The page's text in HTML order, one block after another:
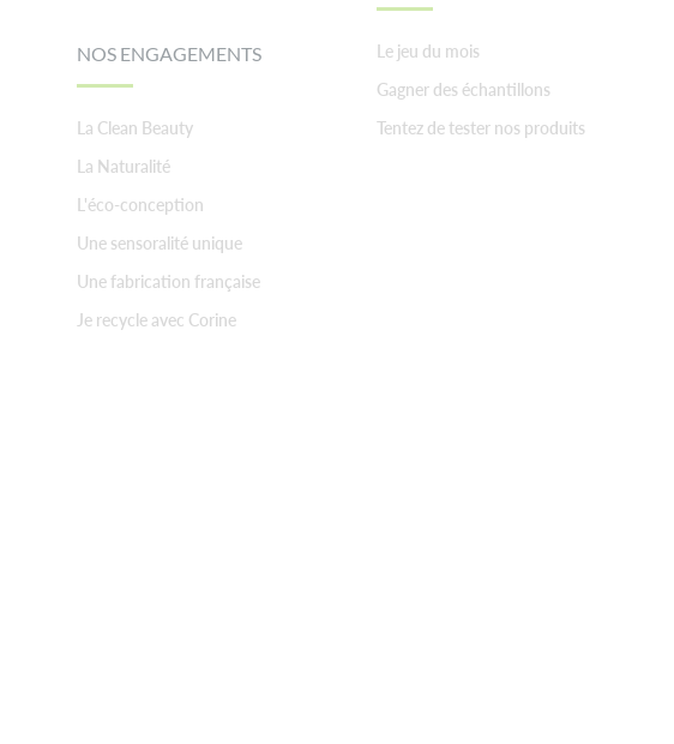
NOS ENGAGEMENTS
La Clean Beauty
La Naturalité
L'éco-conception
Une sensoralité unique
Une fabrication française
Je recycle avec Corine
Le jeu du mois
Gagner des échantillons
Tentez de tester nos produits